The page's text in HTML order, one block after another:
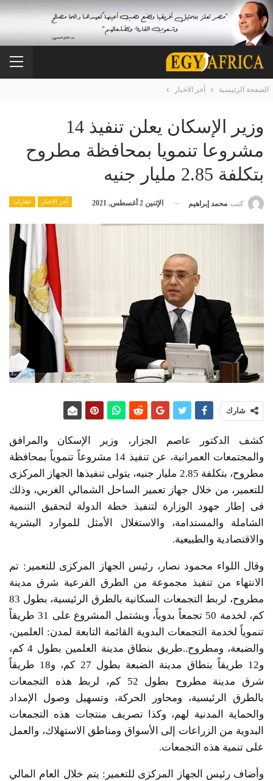
الصفحة الرئيسية آخر الاخبار
وزير الإسكان يعلن تنفيذ 14
مشروعا تنمويا بمحافظة مطروح
بتكلفة 2.85 مليار جنيه
آخر الاخبار عقارات كتب محمد إبراهيم الإثنين 2 أغسطس, 2021
شارك
كشف الدكتور عاصم الجزار، وزير الإسكان والمرافق
والمجتمعات العمرانية، عن تنفيذ 14 مشروعاً تنموياً بمحافظة
مطروح، بتكلفة 2.85 مليار جنيه، يتولى تنفيذها الجهاز المركزى
للتعمير، من خلال جهاز تعمير الساحل الشمالي الغربي، وذلك
فى إطار جهود الوزارة لتنفيذ خطة الدولة لتحقيق التنمية
الشاملة والمستدامة، والاستغلال الأمثل للموارد البشرية
والاقتصادية والطبيعية.
وقال اللواء محمود نصار، رئيس الجهاز المركزى للتعمير: تم
الانتهاء من تنفيذ مجموعة من الطرق الفرعية شرق مدينة
مطروح، لربط التجمعات السكانية بالطرق الرئيسية، بطول 83
كم، لخدمة 50 تجمعاً بدوياً، ويشتمل المشروع على 31 طريقاً
تنموياً لخدمة التجمعات البدوية القائمة التابعة لمدن: العلمين،
والضبعة، ومطروح..طريق بنطاق مدينة العلمين بطول 4 كم،
و12 طريقاً بنطاق مدينة الضبعة بطول 27 كم، و18 طريقاً
شرق مدينة مطروح بطول 52 كم، لربط هذه التجمعات
بالطرق الرئيسية، ومحاور الحركة، وتسهيل وصول الإمداد
والحماية المدنية لهم، وكذا تصريف منتجات هذه التجمعات
البدوية من الزراعات إلى الأسواق ومناطق الاستهلاك، والعمل
على تنمية هذه التجمعات.
وأضاف رئيس الجهاز المركزى للتعمير: يتم خلال العام المالي